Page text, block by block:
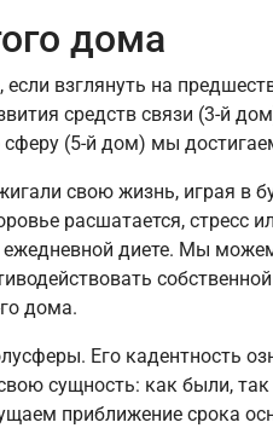
дома
взглянуть на
средств связи (3-й
(5-й дом) мы
свою жизнь, играя в
расшатается, стресс
ежедневной диете. Мы
дома.
Его кадентность
сущность: как были,
приближение срока